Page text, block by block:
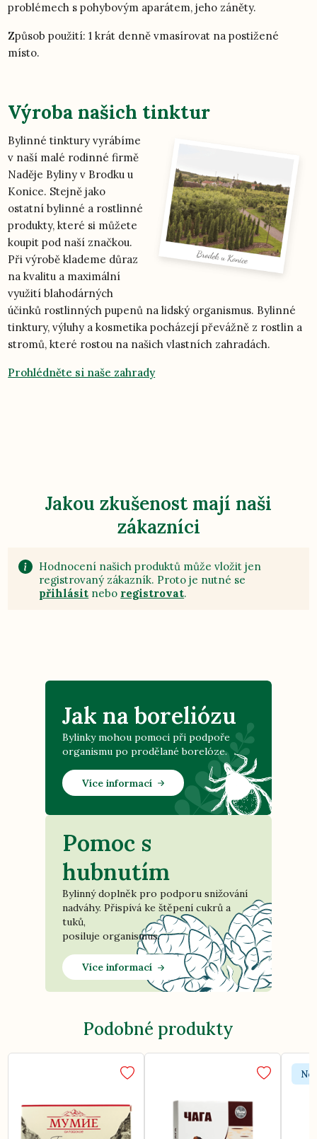
problémech s pohybovým aparátem, jeho záněty.
Způsob použití: 1 krát denně vmasírovat na postižené
místo.
Výroba našich tinktur
Bylinné tinktury vyrábíme
v naší malé rodinné firmě
Naděje Byliny v Brodku u
Konice. Stejně jako
ostatní bylinné a rostlinné
produkty, které si můžete
koupit pod naší značkou.
Při výrobě klademe důraz
na kvalitu a maximální
využití blahodárných
účinků rostlinných pupenů na lidský organismus. Bylinné
tinktury, výluhy a kosmetika pocházejí převážně z rostlin a
stromů, které rostou na našich vlastních zahradách.
Prohlédněte si naše zahrady
Jak na boreliózu
Bylinky mohou pomoci při podpoře
organismu po prodělané borelóze.
Více informací
Pomoc s
hubnutím
Bylinný doplněk pro podporu snižování
nadváhy. Přispívá ke štěpení cukrů a
tuků,
posiluje organismus.
Více informací
Jakou zkušenost mají naši
zákazníci
Hodnocení našich produktů může vložit jen
registrovaný zákazník. Proto je nutné se
přihlásit nebo registrovat.
Podobné produkty